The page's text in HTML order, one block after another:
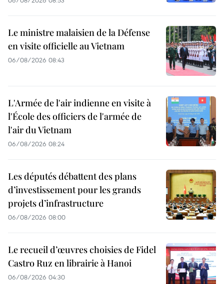
Le ministre malaisien de la Défense
en visite officielle au Vietnam
06/08/2026 08:43
L'Armée de l'air indienne en visite à
l'École des officiers de l'armée de
l'air du Vietnam
06/08/2026 08:24
Les députés débattent des plans
d’investissement pour les grands
projets d’infrastructure
06/08/2026 08:00
Le recueil d’œuvres choisies de Fidel
Castro Ruz en librairie à Hanoi
06/08/2026 04:30